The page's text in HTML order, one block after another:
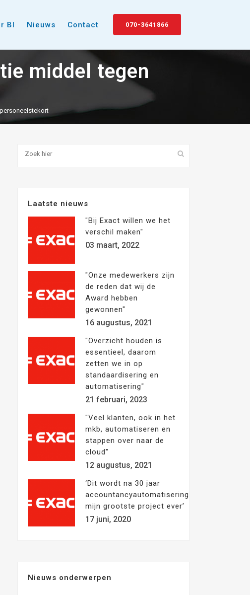
070-3641866
BI Nieuws Contact
middel tegen
Laatste nieuws
"Bij Exact willen we het
verschil maken"
03 maart, 2022
"Onze medewerkers zijn
de reden dat wij de
Award hebben
gewonnen"
16 augustus, 2021
"Overzicht houden is
essentieel, daarom
zetten we in op
standaardisering en
automatisering"
21 februari, 2023
"Veel klanten, ook in het
mkb, automatiseren en
stappen over naar de
cloud"
12 augustus, 2021
‘Dit wordt na 30 jaar
accountancyautomatisering
mijn grootste project ever’
17 juni, 2020
Nieuws onderwerpen